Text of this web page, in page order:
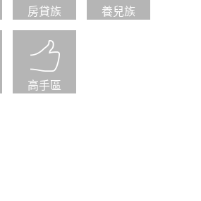
房貸族 養兒族
高手區